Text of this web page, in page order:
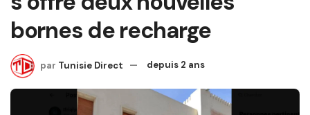
bornes de recharge
par Tunisie Direct depuis 2 ans